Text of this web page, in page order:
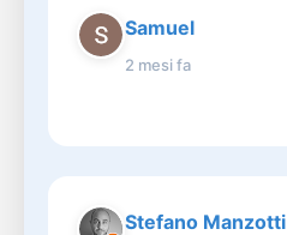
Samuel
2 mesi fa
Stefano Manzotti